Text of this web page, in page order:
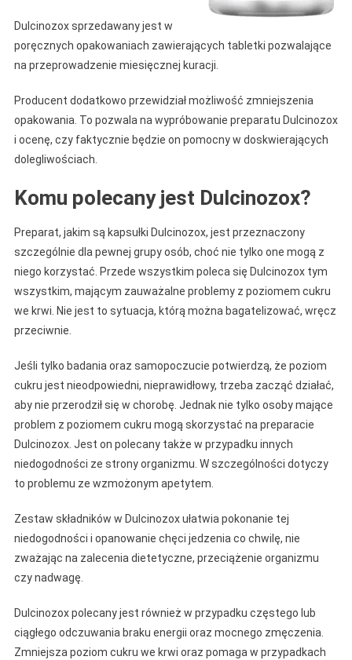
Dulcinozox sprzedawany jest w
poręcznych opakowaniach zawierających tabletki pozwalające
na przeprowadzenie miesięcznej kuracji.
Producent dodatkowo przewidział możliwość zmniejszenia
opakowania. To pozwala na wypróbowanie preparatu Dulcinozox
i ocenę, czy faktycznie będzie on pomocny w doskwierających
dolegliwościach.
Komu polecany jest Dulcinozox?
Preparat, jakim są kapsułki Dulcinozox, jest przeznaczony
szczególnie dla pewnej grupy osób, choć nie tylko one mogą z
niego korzystać. Przede wszystkim poleca się Dulcinozox tym
wszystkim, mającym zauważalne problemy z poziomem cukru
we krwi. Nie jest to sytuacja, którą można bagatelizować, wręcz
przeciwnie.
Jeśli tylko badania oraz samopoczucie potwierdzą, że poziom
cukru jest nieodpowiedni, nieprawidłowy, trzeba zacząć działać,
aby nie przerodził się w chorobę. Jednak nie tylko osoby mające
problem z poziomem cukru mogą skorzystać na preparacie
Dulcinozox. Jest on polecany także w przypadku innych
niedogodności ze strony organizmu. W szczególności dotyczy
to problemu ze wzmożonym apetytem.
Zestaw składników w Dulcinozox ułatwia pokonanie tej
niedogodności i opanowanie chęci jedzenia co chwilę, nie
zważając na zalecenia dietetyczne, przeciążenie organizmu
czy nadwagę.
Dulcinozox polecany jest również w przypadku częstego lub
ciągłego odczuwania braku energii oraz mocnego zmęczenia.
Zmniejsza poziom cukru we krwi oraz pomaga w przypadkach